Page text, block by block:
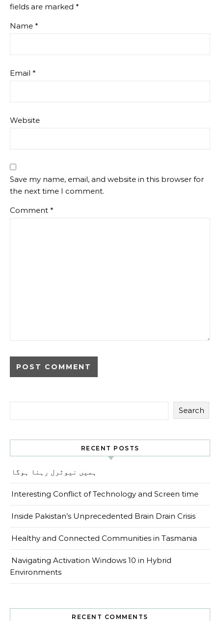
fields are marked *
Name *
Email *
Website
Save my name, email, and website in this browser for
the next time I comment.
Comment *
Search
RECENT POSTS
ہمیں نیوٹرل رہنا ہوگا
Interesting Conflict of Technology and Screen time
Inside Pakistan’s Unprecedented Brain Drain Crisis
Healthy and Connected Communities in Tasmania
Navigating Activation Windows 10 in Hybrid
Environments
RECENT COMMENTS